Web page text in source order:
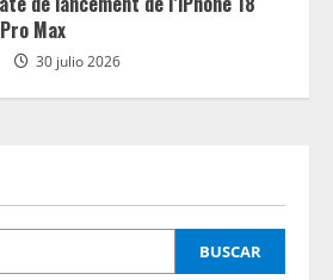
Max
30 julio 2026
BUSCAR